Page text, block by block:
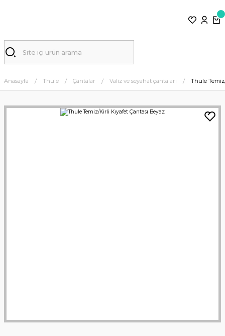
Anasayfa Thule Çantalar Valiz ve seyahat çantaları Thule